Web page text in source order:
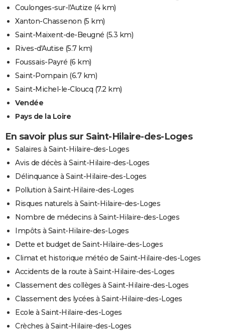
Coulonges-sur-l'Autize (4 km)
Xanton-Chassenon (5 km)
Saint-Maixent-de-Beugné (5.3 km)
Rives-d'Autise (5.7 km)
Foussais-Payré (6 km)
Saint-Pompain (6.7 km)
Saint-Michel-le-Cloucq (7.2 km)
Vendée
Pays de la Loire
En savoir plus sur Saint-Hilaire-des-Loges
Salaires à Saint-Hilaire-des-Loges
Avis de décès à Saint-Hilaire-des-Loges
Délinquance à Saint-Hilaire-des-Loges
Pollution à Saint-Hilaire-des-Loges
Risques naturels à Saint-Hilaire-des-Loges
Nombre de médecins à Saint-Hilaire-des-Loges
Impôts à Saint-Hilaire-des-Loges
Dette et budget de Saint-Hilaire-des-Loges
Climat et historique météo de Saint-Hilaire-des-Loges
Accidents de la route à Saint-Hilaire-des-Loges
Classement des collèges à Saint-Hilaire-des-Loges
Classement des lycées à Saint-Hilaire-des-Loges
Ecole à Saint-Hilaire-des-Loges
Crèches à Saint-Hilaire-des-Loges